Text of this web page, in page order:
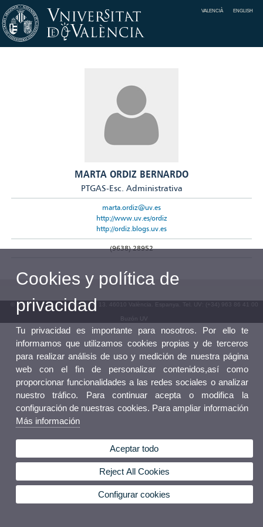
VALENCIÀ ENGLISH
MARTA ORDIZ BERNARDO
PTGAS-Esc. Administrativa
marta.ordiz@uv.es
http://www.uv.es/ordiz
http://ordiz.blogs.uv.es
(9638) 28952
© 2026 UV. - Av. Blasco Ibáñez, 13. 46010 València. Espanya. Tel. UV: (+34) 963 86 41 00
Buzón UV
Cookies y política de
privacidad
Tu privacidad es importante para nosotros. Por ello te
informamos que utilizamos cookies propias y de terceros
para realizar análisis de uso y medición de nuestra página
web con el fin de personalizar contenidos,así como
proporcionar funcionalidades a las redes sociales o analizar
nuestro tráfico. Para continuar acepta o modifica la
configuración de nuestras cookies. Para ampliar información
Más información
Aceptar todo
Reject All Cookies
Configurar cookies